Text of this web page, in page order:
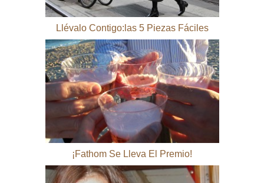
Llévalo Contigo:las 5 Piezas Fáciles
¡Fathom Se Lleva El Premio!